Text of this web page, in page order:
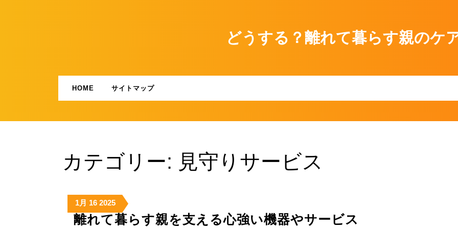
どうする？離れて暮らす親のケ
HOME サイトマップ
カテゴリー: 見守りサービス
1月 2025
年
1
162025
年
1
20252025
年
1
離れて暮らす親を支える心強い機器やサービス